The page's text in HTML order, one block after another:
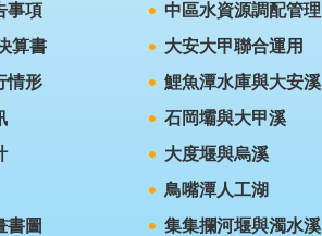
事項
算書
情形
書圖
中區水資源調配管理
大安大甲聯合運用
鯉魚潭水庫與大安溪
石岡壩與大甲溪
大度堰與烏溪
鳥嘴潭人工湖
集集攔河堰與濁水溪